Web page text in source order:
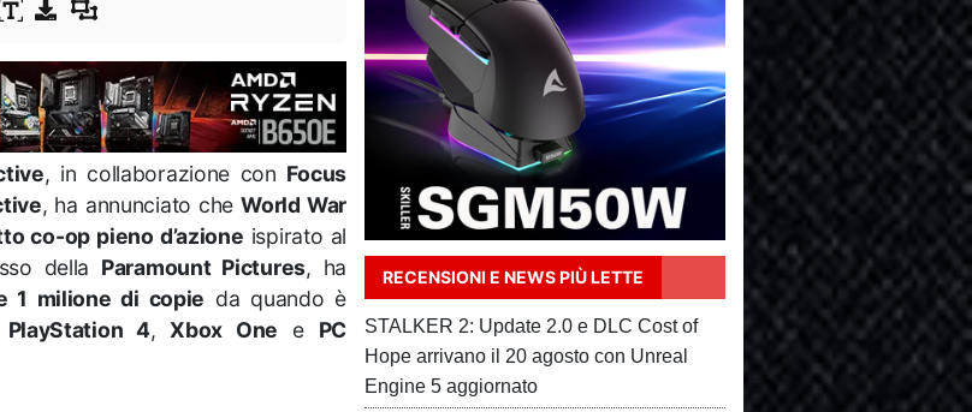
, in collaborazione con Focus
, ha annunciato cheWorld War
co-op pieno d’azione ispirato al
della Paramount Pictures, ha
1 milione di copie da quando è
PlayStation 4,Xbox One e PC
RECENSIONI E NEWS PIÙ LETTE
STALKER 2: Update 2.0 e DLC Cost of
Hope arrivano il 20 agosto con Unreal
Engine 5 aggiornato